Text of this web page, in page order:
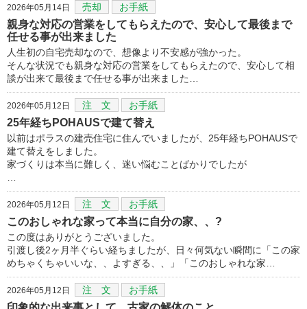
2026年05月14日 売却 お手紙
親身な対応の営業をしてもらえたので、安心して最後まで
任せる事が出来ました
人生初の自宅売却なので、想像より不安感が強かった。
そんな状況でも親身な対応の営業をしてもらえたので、安心して相
談が出来て最後まで任せる事が出来ました…
2026年05月12日 注 文 お手紙
25年経ちPOHAUSで建て替え
以前はポラスの建売住宅に住んでいましたが、25年経ちPOHAUSで
建て替えをしました。
家づくりは本当に難しく、迷い悩むことばかりでしたが
2026年05月12日 注 文 お手紙
このおしゃれな家って本当に自分の家、、?
この度はありがとうございました。
引渡し後2ヶ月半ぐらい経ちましたが、日々何気ない瞬間に「この家
めちゃくちゃいいな、、よすぎる、、」「このおしゃれな家…
2026年05月12日 注 文 お手紙